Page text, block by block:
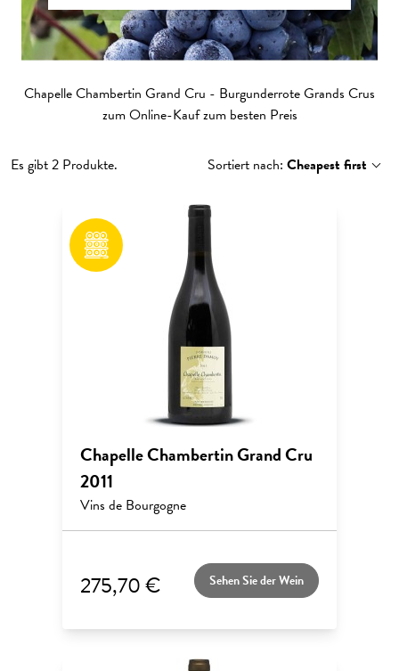
Chapelle Chambertin Grand Cru - Burgunderrote Grands Crus
zum Online-Kauf zum besten Preis
Es gibt 2 Produkte. Sortiert nach: Cheapest first
Chapelle Chambertin Grand Cru
2011
Vins de Bourgogne
275,70 € Sehen Sie der Wein